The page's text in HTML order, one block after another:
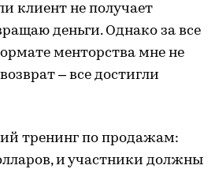
клиент не получает
деньги. Однако за все
менторства мне не
– все достигли
тренинг по продажам:
и участники должны